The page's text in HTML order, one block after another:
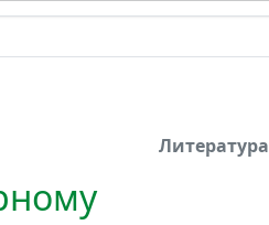
Литература